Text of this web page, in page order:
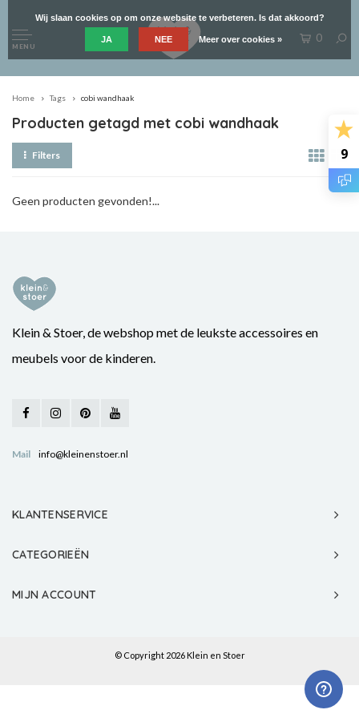
9
MENU
0
Home Tags cobi wandhaak
Producten getagd met cobi wandhaak
Filters
Geen producten gevonden!...
Klein & Stoer, de webshop met de leukste accessoires en
meubels voor de kinderen.
Mail info@kleinenstoer.nl
KLANTENSERVICE
CATEGORIEËN
MIJN ACCOUNT
© Copyright 2026 Klein en Stoer
Wij slaan cookies op om onze website te verbeteren. Is dat akkoord?
JA NEE Meer over cookies »